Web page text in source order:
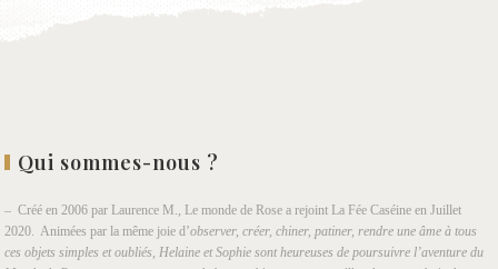
Qui sommes-nous ?
– Créé en 2006 par Laurence M., Le monde de Rose a rejoint La Fée Caséine en Juillet
2020. Animées par la même joie d’observer, créer, chiner, patiner, rendre une âme à tous
ces objets simples et oubliés, Helaine et Sophie sont heureuses de poursuivre l’aventure du